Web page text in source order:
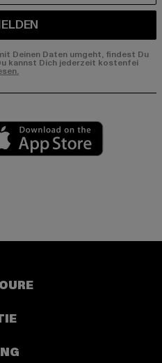
Deinen Daten umgeht, findest Du
kannst Dich jederzeit kostenfei
market